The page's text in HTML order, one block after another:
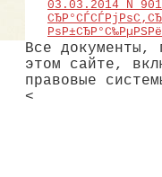
03.03.2014 N
Все документы,
этом сайте,
правовые
<